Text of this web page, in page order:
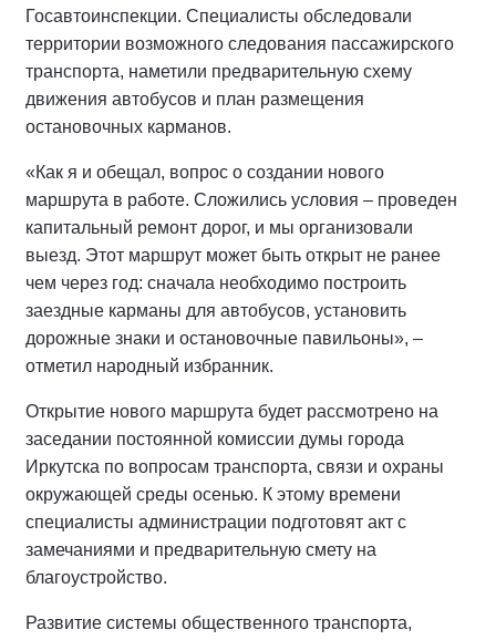
Госавтоинспекции. Специалисты обследовали
территории возможного следования пассажирского
транспорта, наметили предварительную схему
движения автобусов и план размещения
остановочных карманов.
«Как я и обещал, вопрос о создании нового
маршрута в работе. Сложились условия – проведен
капитальный ремонт дорог, и мы организовали
выезд. Этот маршрут может быть открыт не ранее
чем через год: сначала необходимо построить
заездные карманы для автобусов, установить
дорожные знаки и остановочные павильоны», –
отметил народный избранник.
Открытие нового маршрута будет рассмотрено на
заседании постоянной комиссии думы города
Иркутска по вопросам транспорта, связи и охраны
окружающей среды осенью. К этому времени
специалисты администрации подготовят акт с
замечаниями и предварительную смету на
благоустройство.
Развитие системы общественного транспорта,